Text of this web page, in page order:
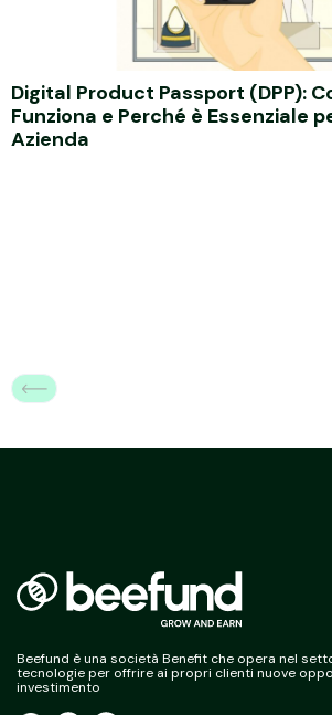
Digital Product Passport (DPP):
Funziona e Perché è Essenziale
Azienda
Beefund è una società Benefit che opera nel
tecnologie per offrire ai propri clienti nuove
investimento